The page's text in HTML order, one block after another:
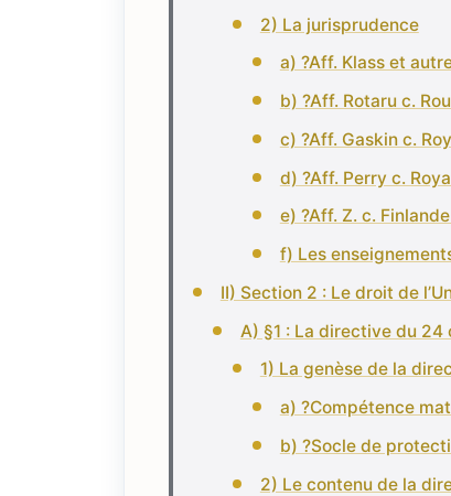
2) La jurisprudence
a) ?Aff. Klass et
b) ?Aff. Rotaru c.
c) ?Aff. Gaskin c.
d) ?Aff. Perry c.
e) ?Aff. Z. c.
f) Les
II) Section 2 : Le droit de
A) §1 : La directive du 24
1) La genèse de la
a) ?Compétence
b) ?Socle de
2) Le contenu de la